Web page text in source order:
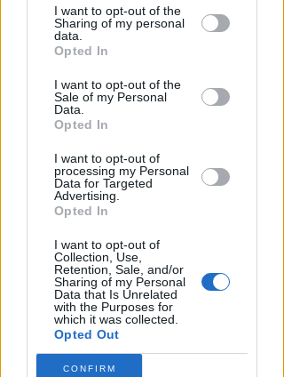
by third parties on the IAB’s list of
downstream participants.
by us to third parties on the IAB’s List of
Downstream Participants that may
further disclose it to other third parties.
I want to opt-out of the
Sharing of my personal
data.
Opted In
I want to opt-out of the
Sale of my Personal
Data.
Opted In
I want to opt-out of
processing my Personal
Data for Targeted
Advertising.
Opted In
I want to opt-out of
Collection, Use,
Retention, Sale, and/or
Sharing of my Personal
Data that Is Unrelated
with the Purposes for
which it was collected.
Opted Out
CONFIRM
Ingresso gratuito per il test
match tra Vigor Senigallia e
Rimini
Icaro Sport